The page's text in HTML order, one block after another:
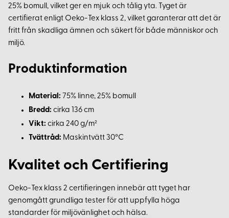
25% bomull, vilket ger en mjuk och tålig yta. Tyget är
certifierat enligt Oeko-Tex klass 2, vilket garanterar att det är
fritt från skadliga ämnen och säkert för både människor och
miljö.
Produktinformation
Material: 75% linne, 25% bomull
Bredd: cirka 136 cm
Vikt: cirka 240 g/m²
Tvättråd: Maskintvätt 30°C
Kvalitet och Certifiering
Oeko-Tex klass 2 certifieringen innebär att tyget har
genomgått grundliga tester för att uppfylla höga
standarder för miljövänlighet och hälsa.